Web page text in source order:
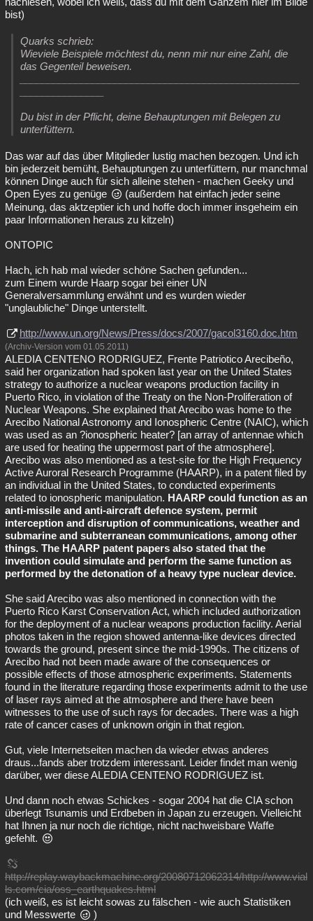
bist)
Quarks schrieb:
Wieviele Beispiele möchtest du, nenn mir nur eine Zahl, die
das Gegenteil beweisen.
Du bist in der Pflicht, deine Behauptungen mit Belegen zu
unterfüttern.
Das war auf das über Mitglieder lustig machen bezogen. Und ich
bin jederzeit bemüht, Behauptungen zu unterfüttern, nur manchmal
können Dinge auch für sich alleine stehen - machen Geeky und
Open Eyes zu genüge
(außerdem hat einfach jeder seine
Meinung, das aktzeptier ich und hoffe doch immer insgeheim ein
paar Informationen heraus zu kitzeln)
ONTOPIC
Hach, ich hab mal wieder schöne Sachen gefunden...
zum Einem wurde Haarp sogar bei einer UN
Generalversammlung erwähnt und es wurden wieder
"unglaubliche" Dinge unterstellt.
http://www.un.org/News/Press/docs/2007/gacol3160.doc.htm
(Archiv-Version vom 01.05.2011)
ALEDIA CENTENO RODRIGUEZ, Frente Patriotico Arecibeño,
said her organization had spoken last year on the United States
strategy to authorize a nuclear weapons production facility in
Puerto Rico, in violation of the Treaty on the Non-Proliferation of
Nuclear Weapons. She explained that Arecibo was home to the
Arecibo National Astronomy and Ionospheric Centre (NAIC), which
was used as an ?ionospheric heater? [an array of antennae which
are used for heating the uppermost part of the atmosphere].
Arecibo was also mentioned as a test-site for the High Frequency
Active Auroral Research Programme (HAARP), in a patent filed by
an individual in the United States, to conducted experiments
related to ionospheric manipulation. HAARP could function as an
anti-missile and anti-aircraft defence system, permit
interception and disruption of communications, weather and
submarine and subterranean communications, among other
things. The HAARP patent papers also stated that the
invention could simulate and perform the same function as
performed by the detonation of a heavy type nuclear device.
She said Arecibo was also mentioned in connection with the
Puerto Rico Karst Conservation Act, which included authorization
for the deployment of a nuclear weapons production facility. Aerial
photos taken in the region showed antenna-like devices directed
towards the ground, present since the mid-1990s. The citizens of
Arecibo had not been made aware of the consequences or
possible effects of those atmospheric experiments. Statements
found in the literature regarding those experiments admit to the use
of laser rays aimed at the atmosphere and there have been
witnesses to the use of such rays for decades. There was a high
rate of cancer cases of unknown origin in that region.
Gut, viele Internetseiten machen da wieder etwas anderes
draus...fands aber trotzdem interessant. Leider findet man wenig
darüber, wer diese ALEDIA CENTENO RODRIGUEZ ist.
Und dann noch etwas Schickes - sogar 2004 hat die CIA schon
überlegt Tsunamis und Erdbeben in Japan zu erzeugen. Vielleicht
hat Ihnen ja nur noch die richtige, nicht nachweisbare Waffe
gefehlt.
http://replay.waybackmachine.org/20080712062314/http://www.vial
ls.com/cia/oss_earthquakes.html
(ich weiß, es ist leicht sowas zu fälschen - wie auch Statistiken
und Messwerte
)